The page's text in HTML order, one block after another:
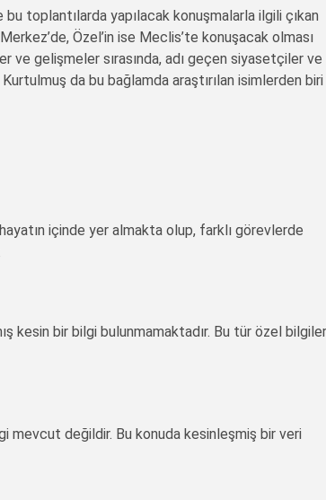
bu toplantılarda yapılacak konuşmalarla ilgili çıkan
Özel’in ise Meclis’te konuşacak olması
ve gelişmeler sırasında, adı geçen siyasetçiler ve
Kurtulmuş da bu bağlamda araştırılan isimlerden biri
içinde yer almakta olup, farklı görevlerde
kesin bir bilgi bulunmamaktadır. Bu tür özel bilgiler
mevcut değildir. Bu konuda kesinleşmiş bir veri